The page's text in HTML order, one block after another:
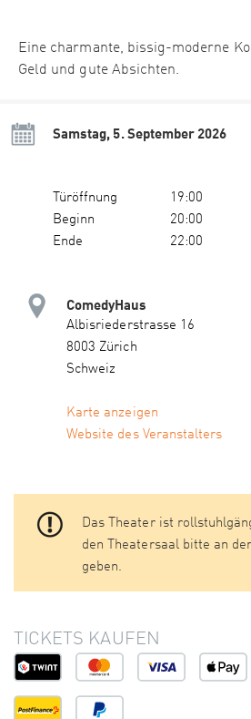
Eine charmante, bissig-moderne
Geld und gute Absichten.
Samstag, 5. September 2026
Türöffnung
19:00
Beginn
20:00
Ende
22:00
ComedyHaus
Albisriederstrasse 16
8003 Zürich
Schweiz
Karte anzeigen
Website des Veranstalters
Das Theater ist
den Theatersaal bitte an
geben.
TICKETS KAUFEN